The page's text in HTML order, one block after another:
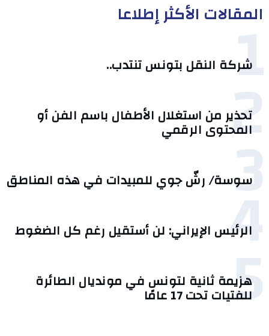
المقالات الأكثر إطلاعا
1
شركة النقل بتونس تنتدب..
2
تحذير من استغلال الأطفال باسم الفن أو
المحتوى الرقمي
3
سوسة/ رشّ جوي للمبيدات في هذه المناطق
4
الرئيس الإيراني: لن أستقيل رغم كل الضغوط
5
هزيمة ثانية لتونس في مونديال الطائرة
للفتيات تحت 17 عامًا